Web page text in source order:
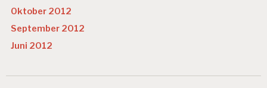
Oktober 2012
September 2012
Juni 2012